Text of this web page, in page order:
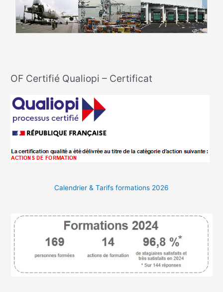
OF Certifié Qualiopi – Certificat
Calendrier & Tarifs formations 2026